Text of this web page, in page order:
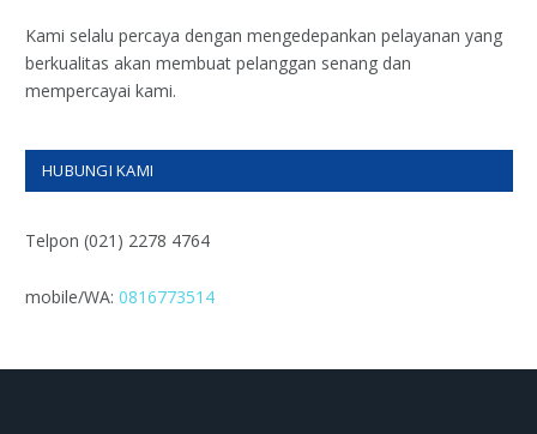
Kami selalu percaya dengan mengedepankan pelayanan yang
berkualitas akan membuat pelanggan senang dan
mempercayai kami.
HUBUNGI KAMI
Telpon (021) 2278 4764
mobile/WA: 0816773514